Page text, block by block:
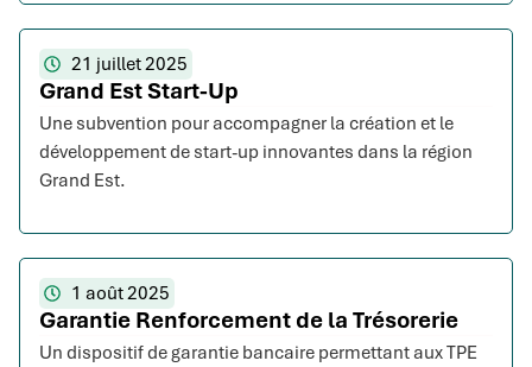
21 juillet 2025
Grand Est Start-Up
Une subvention pour accompagner la création et le
développement de start-up innovantes dans la région
Grand Est.
1 août 2025
Garantie Renforcement de la Trésorerie
Un dispositif de garantie bancaire permettant aux TPE